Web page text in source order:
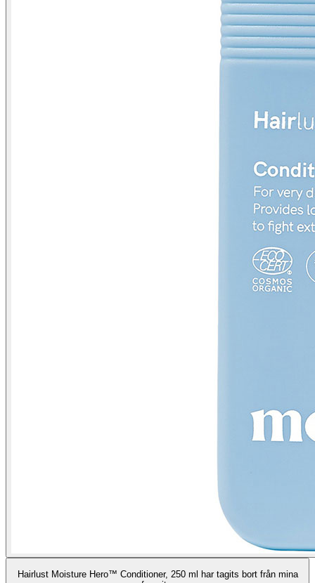
Hairlust Moisture Hero™ Conditioner, 250 ml har tagits bort från mina